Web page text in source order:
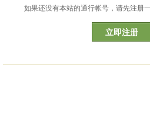
如果还没有本站的通行帐号，请先注册
立即注册